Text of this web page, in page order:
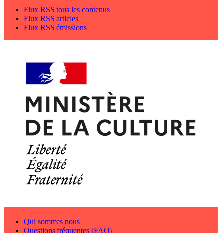
Flux RSS tous les contenus
Flux RSS articles
Flux RSS émissions
Qui sommes nous
Questions fréquentes (FAQ)